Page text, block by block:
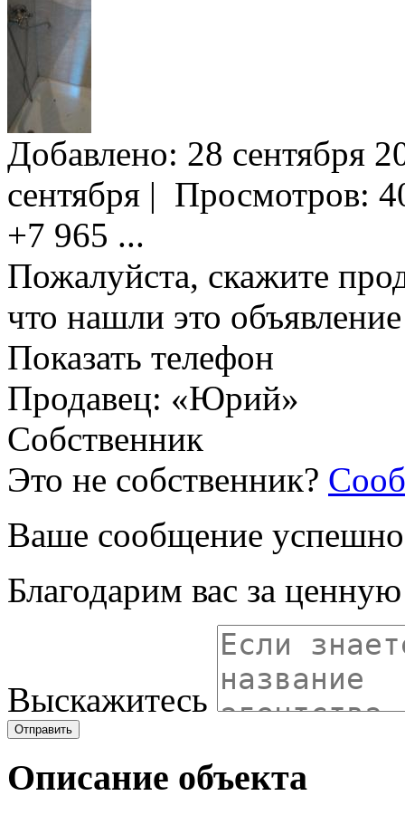
Добавлено: 28 сентября
сентября | Просмотров:
+7 965 ...
Пожалуйста, скажите
что нашли это
Показать телефон
Продавец: «Юрий»
Собственник
Это не собственник?
Ваше сообщение успешно
Благодарим вас за
Выскажитесь
Отправить
Описание объекта